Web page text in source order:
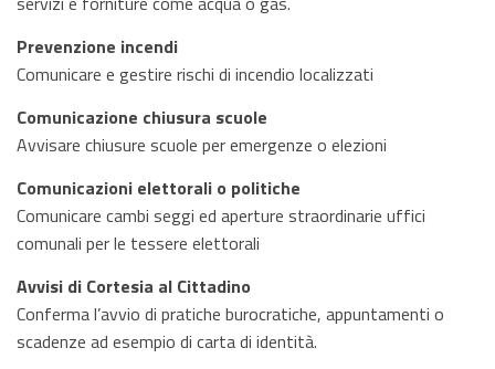
Prevenzione incendi
Comunicare e gestire rischi di incendio localizzati
Comunicazione chiusura scuole
Avvisare chiusure scuole per emergenze o elezioni
Comunicazioni elettorali o politiche
Comunicare cambi seggi ed aperture straordinarie uffici
comunali per le tessere elettorali
Avvisi di Cortesia al Cittadino
Conferma l’avvio di pratiche burocratiche, appuntamenti o
scadenze ad esempio di carta di identità.